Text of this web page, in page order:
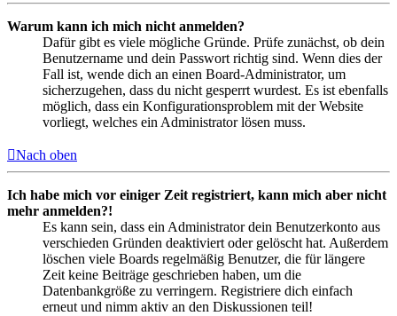
Warum kann ich mich nicht anmelden?
Dafür gibt es viele mögliche Gründe. Prüfe zunächst, ob dein
Benutzername und dein Passwort richtig sind. Wenn dies der
Fall ist, wende dich an einen Board-Administrator, um
sicherzugehen, dass du nicht gesperrt wurdest. Es ist ebenfalls
möglich, dass ein Konfigurationsproblem mit der Website
vorliegt, welches ein Administrator lösen muss.
Nach oben
Ich habe mich vor einiger Zeit registriert, kann mich aber nicht
mehr anmelden?!
Es kann sein, dass ein Administrator dein Benutzerkonto aus
verschieden Gründen deaktiviert oder gelöscht hat. Außerdem
löschen viele Boards regelmäßig Benutzer, die für längere
Zeit keine Beiträge geschrieben haben, um die
Datenbankgröße zu verringern. Registriere dich einfach
erneut und nimm aktiv an den Diskussionen teil!